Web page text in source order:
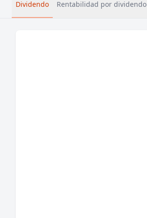
Dividendo Rentabilidad por dividendo